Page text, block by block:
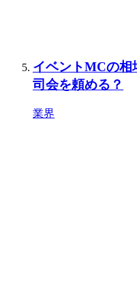
イベントMCの相
司会を頼める？
業界